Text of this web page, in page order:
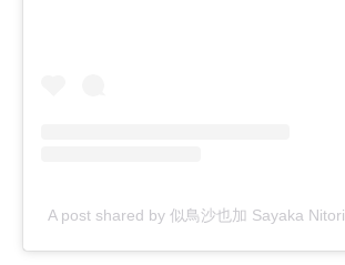
A post shared by 似鳥沙也加 Sayaka